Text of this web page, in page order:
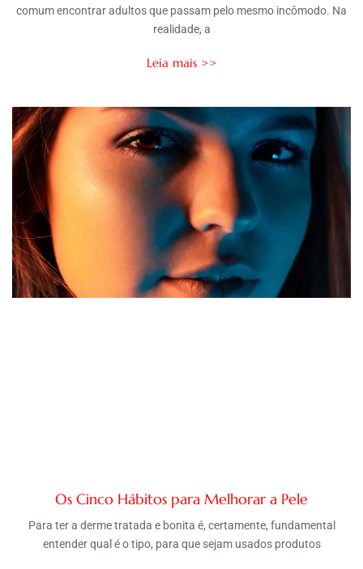
comum encontrar adultos que passam pelo mesmo incômodo. Na
realidade, a
Leia mais >>
Os Cinco Hábitos para Melhorar a Pele
Para ter a derme tratada e bonita é, certamente, fundamental
entender qual é o tipo, para que sejam usados produtos